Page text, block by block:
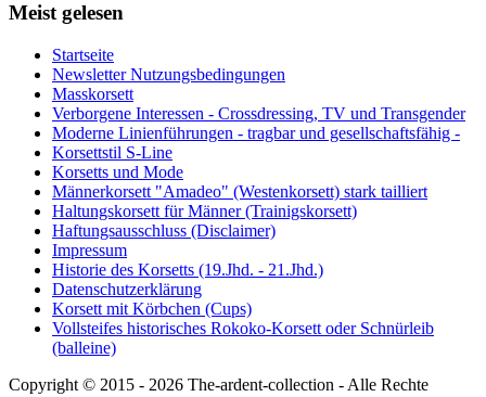
Meist gelesen
Startseite
Newsletter Nutzungsbedingungen
Masskorsett
Verborgene Interessen - Crossdressing, TV und Transgender
Moderne Linienführungen - tragbar und gesellschaftsfähig -
Korsettstil S-Line
Korsetts und Mode
Männerkorsett "Amadeo" (Westenkorsett) stark tailliert
Haltungskorsett für Männer (Trainigskorsett)
Haftungsausschluss (Disclaimer)
Impressum
Historie des Korsetts (19.Jhd. - 21.Jhd.)
Datenschutzerklärung
Korsett mit Körbchen (Cups)
Vollsteifes historisches Rokoko-Korsett oder Schnürleib
(balleine)
Copyright © 2015 - 2026 The-ardent-collection - Alle Rechte